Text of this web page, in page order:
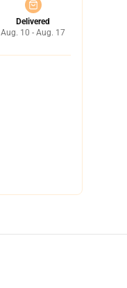
Delivered
Aug. 10 - Aug. 17